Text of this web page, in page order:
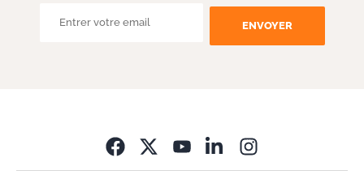
ENVOYER